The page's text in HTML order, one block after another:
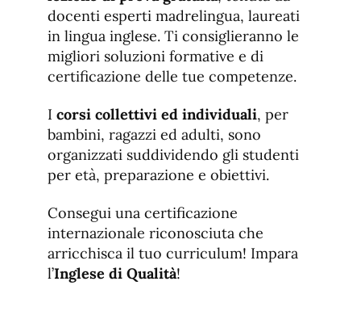
docenti esperti madrelingua, laureati
in lingua inglese. Ti consiglieranno le
migliori soluzioni formative e di
certificazione delle tue competenze.
I corsi collettivi ed individuali, per
bambini, ragazzi ed adulti, sono
organizzati suddividendo gli studenti
per età, preparazione e obiettivi.
Consegui una certificazione
internazionale riconosciuta che
arricchisca il tuo curriculum! Impara
l’Inglese di Qualità!